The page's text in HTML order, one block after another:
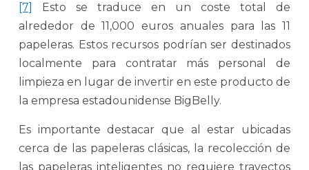
[7]
Esto se traduce en un coste total de
alrededor de 11,000 euros anuales para las 11
papeleras. Estos recursos podrían ser destinados
localmente para contratar más personal de
limpieza en lugar de invertir en este producto de
la empresa estadounidense BigBelly.
Es importante destacar que al estar ubicadas
cerca de las papeleras clásicas, la recolección de
las papeleras inteligentes no requiere trayectos